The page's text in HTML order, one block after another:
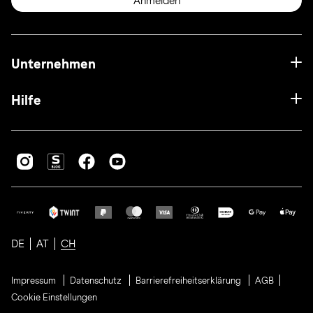
Unternehmen
Hilfe
DE AT CH
Impressum Datenschutz Barrierefreiheitserklärung
AGB
Cookie Einstellungen